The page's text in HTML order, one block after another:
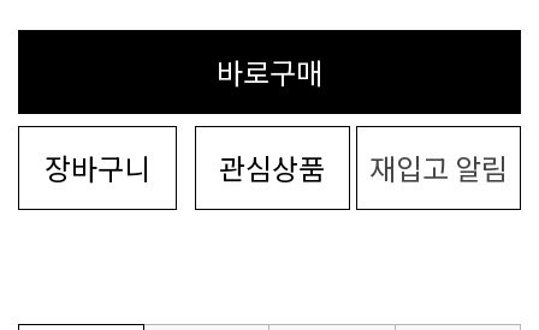
바로구매
장바구니 관심상품 재입고 알림